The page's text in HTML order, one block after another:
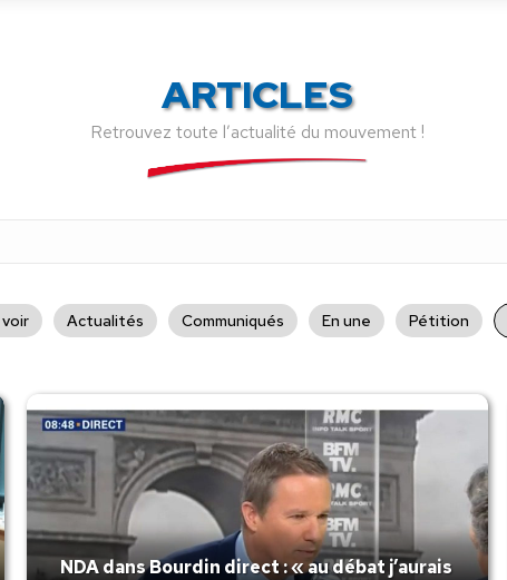
ARTICLES
Retrouvez toute l’actualité du mouvement !
Actualités Communiqués En une Pétition
NDA dans Bourdin direct : « au débat j’aurais